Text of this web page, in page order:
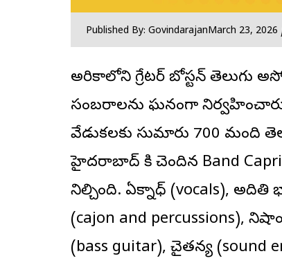
Published By: GovindarajanMarch 23, 2026
అమెరికాలోని గ్రేటర్ బోస్టన్ తెలుగు
సంబరాలను ఘనంగా
వేడుకలకు సుమారు 700 మంది
హైదరాబాద్ కి చెందిన Band
నిల్చింది. ఏక్నాధ్ (vocals), అదితి
(cajon and percussions),
(bass guitar), చైతన్య